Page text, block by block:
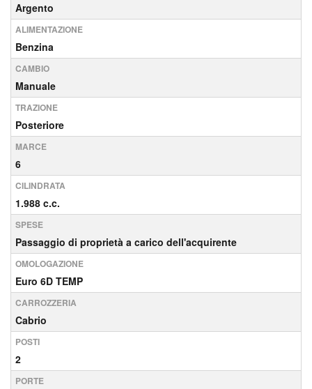
Argento
ALIMENTAZIONE
Benzina
CAMBIO
Manuale
TRAZIONE
Posteriore
MARCE
6
CILINDRATA
1.988 c.c.
SPESE
Passaggio di proprietà a carico dell'acquirente
OMOLOGAZIONE
Euro 6D TEMP
CARROZZERIA
Cabrio
POSTI
2
PORTE